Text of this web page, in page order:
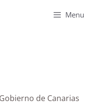
Menu
de Canarias